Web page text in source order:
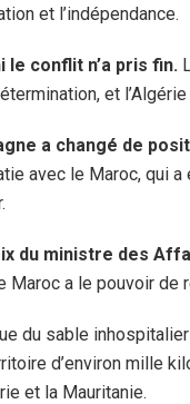
et l’indépendance.
le conflit n’a pris fin.
et
a changé de
avec le Maroc, qui
du ministre des
Maroc a le pouvoir de
du sable
d’environ mille
et la Mauritanie.